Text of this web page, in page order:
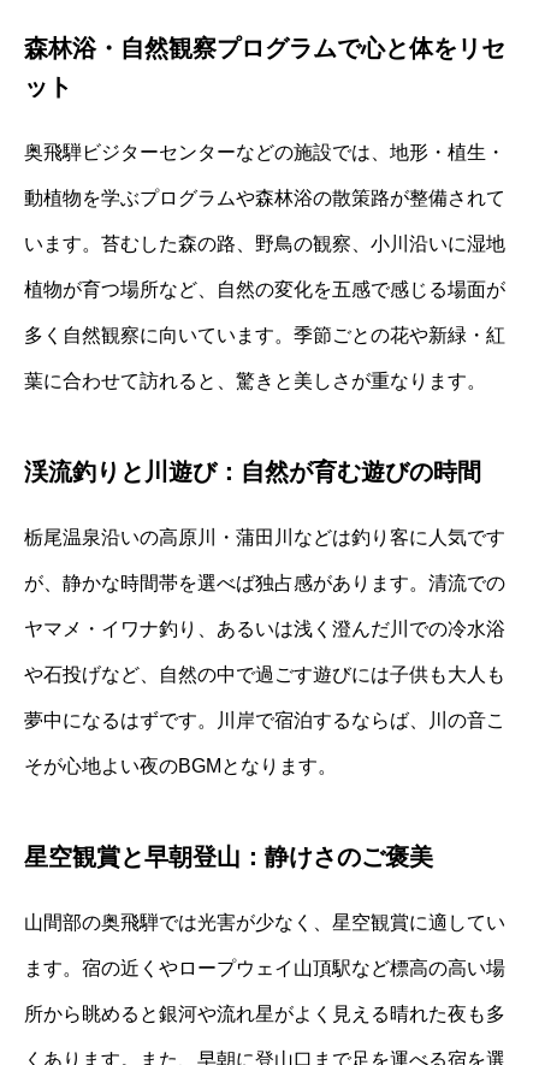
森林浴・自然観察プログラムで心と体をリセ
ット
奥飛騨ビジターセンターなどの施設では、地形・植生・
動植物を学ぶプログラムや森林浴の散策路が整備されて
います。苔むした森の路、野鳥の観察、小川沿いに湿地
植物が育つ場所など、自然の変化を五感で感じる場面が
多く自然観察に向いています。季節ごとの花や新緑・紅
葉に合わせて訪れると、驚きと美しさが重なります。
渓流釣りと川遊び：自然が育む遊びの時間
栃尾温泉沿いの高原川・蒲田川などは釣り客に人気です
が、静かな時間帯を選べば独占感があります。清流での
ヤマメ・イワナ釣り、あるいは浅く澄んだ川での冷水浴
や石投げなど、自然の中で過ごす遊びには子供も大人も
夢中になるはずです。川岸で宿泊するならば、川の音こ
そが心地よい夜のBGMとなります。
星空観賞と早朝登山：静けさのご褒美
山間部の奥飛騨では光害が少なく、星空観賞に適してい
ます。宿の近くやロープウェイ山頂駅など標高の高い場
所から眺めると銀河や流れ星がよく見える晴れた夜も多
くあります。また、早朝に登山口まで足を運べる宿を選